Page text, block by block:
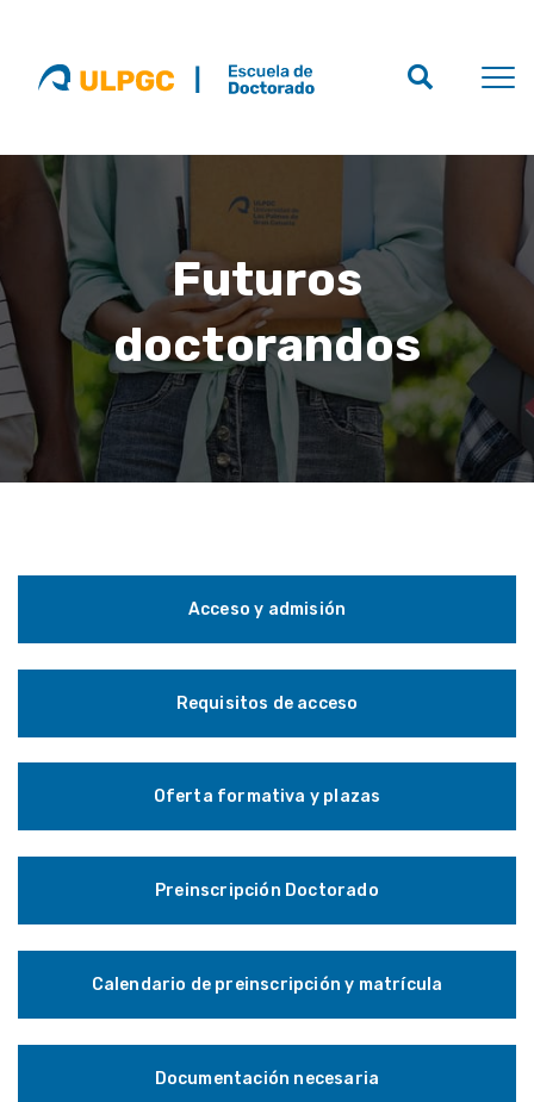
Futuros
doctorandos
Acceso y admisión
Requisitos de acceso
Oferta formativa y plazas
Preinscripción Doctorado
Calendario de preinscripción y matrícula
Documentación necesaria